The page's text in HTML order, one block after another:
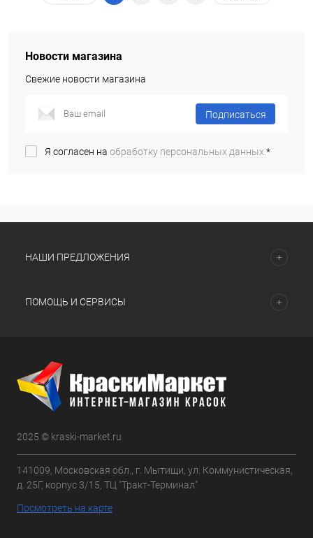
Новости магазина
Свежие новости магазина
Подписаться
Я согласен на обработку персональных данных.*
НАШИ ПРЕДЛОЖЕНИЯ
ПОМОЩЬ И СЕРВИСЫ
2025 © kraski-market.ru
141009, Московская обл., г. Мытищи, ул. Коммунистическая,
д. 25Г, корпус 3/15, ТЦ "Тракт-Терминал"
Посмотреть на карте